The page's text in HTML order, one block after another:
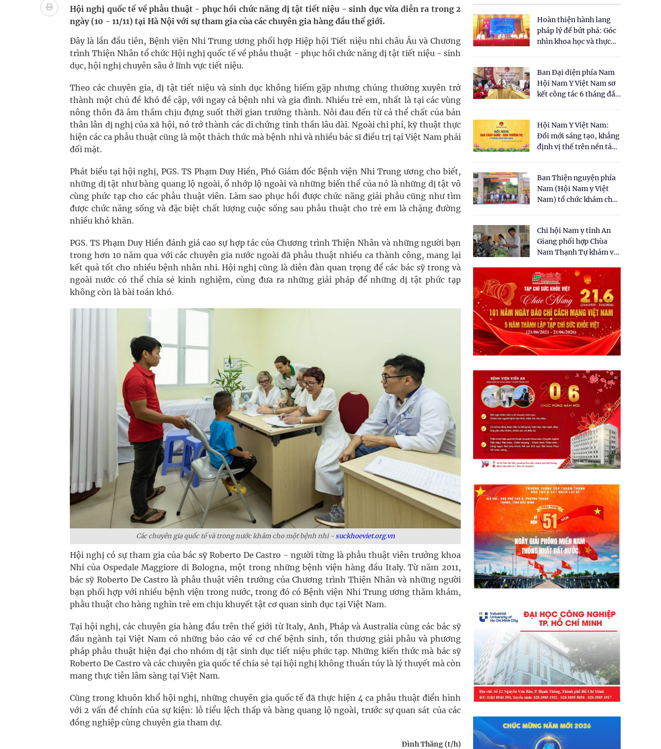
Tác Dụng Chống Kết Tập Tiểu Cầu Và Chống Đông Máu Của Các Loài Nhân Sâm (Panax Spp.): Tổng
Quan Bằng Chứng Dược Lý Và Cơ Chế Phân Tử
Xây dựng bản đồ mạng lưới cấp cứu ngoại viện toàn quốc
Dự báo thời tiết ngày 08/8/2026: Bắc Bộ nắng nóng, nhiệt độ cao nhất 35 độ
Đắk Lắk: Đẩy nhanh tiến độ khám sức khỏe định kỳ, khám sàng lọc cho người dân
Hội nghị quốc tế về phẫu thuật - phục hồi chức năng dị tật tiết niệu - sinh dục vừa diễn ra trong 2
ngày (10 - 11/11) tại Hà Nội với sự tham gia của các chuyên gia hàng đầu thế giới.
Đây là lần đầu tiên, Bệnh viện Nhi Trung ương phối hợp Hiệp hội Tiết niệu nhi châu Âu và Chương
trình Thiện Nhân tổ chức Hội nghị quốc tế về phẫu thuật - phục hồi chức năng dị tật tiết niệu - sinh
dục, hội nghị chuyên sâu ở lĩnh vực tiết niệu.
Theo các chuyên gia, dị tật tiết niệu và sinh dục không hiếm gặp nhưng chúng thường xuyên trở
thành một chủ đề khó đề cập, với ngay cả bệnh nhi và gia đình. Nhiều trẻ em, nhất là tại các vùng
nông thôn đã âm thầm chịu đựng suốt thời gian trưởng thành. Nỗi đau đến từ cả thể chất của bản
thân lẫn dị nghị của xã hội, nó trở thành các di chứng tinh thần lâu dài. Ngoài chi phí, kỹ thuật thực
hiện các ca phẫu thuật cũng là một thách thức mà bệnh nhi và nhiều bác sĩ điều trị tại Việt Nam phải
đối mặt.
Phát biểu tại hội nghị, PGS. TS Phạm Duy Hiền, Phó Giám đốc Bệnh viện Nhi Trung ương cho biết,
những dị tật như bàng quang lộ ngoài, ổ nhớp lộ ngoài và những biến thể của nó là những dị tật vô
cùng phức tạp cho các phẫu thuật viên. Làm sao phục hồi được chức năng giải phẫu cũng như tìm
được chức năng sống và đặc biệt chất lượng cuộc sống sau phẫu thuật cho trẻ em là chặng đường
nhiều khó khăn.
PGS. TS Phạm Duy Hiền đánh giá cao sự hợp tác của Chương trình Thiện Nhân và những người bạn
trong hơn 10 năm qua với các chuyên gia nước ngoài đã phẫu thuật nhiều ca thành công, mang lại
kết quả tốt cho nhiều bệnh nhân nhi. Hội nghị cũng là diễn đàn quan trọng để các bác sỹ trong và
ngoài nước có thể chia sẻ kinh nghiệm, cùng đưa ra những giải pháp để những dị tật phức tạp
không còn là bài toán khó.
Các chuyên gia quốc tế và trong nước khám cho một bệnh nhi - suckhoeviet.org.vn
Hội nghị có sự tham gia của bác sỹ Roberto De Castro - người từng là phẫu thuật viên trưởng khoa
Nhi của Ospedale Maggiore di Bologna, một trong những bệnh viện hàng đầu Italy. Từ năm 2011,
bác sỹ Roberto De Castro là phẫu thuật viên trưởng của Chương trình Thiện Nhân và những người
bạn phối hợp với nhiều bệnh viện trong nước, trong đó có Bệnh viện Nhi Trung ương thăm khám,
phẫu thuật cho hàng nghìn trẻ em chịu khuyết tật cơ quan sinh dục tại Việt Nam.
Tại hội nghị, các chuyên gia hàng đầu trên thế giới từ Italy, Anh, Pháp và Australia cùng các bác sỹ
đầu ngành tại Việt Nam có những báo cáo về cơ chế bệnh sinh, tổn thương giải phẫu và phương
pháp phẫu thuật hiện đại cho nhóm dị tật sinh dục tiết niệu phức tạp. Những kiến thức mà bác sỹ
Roberto De Castro và các chuyên gia quốc tế chia sẻ tại hội nghị không thuần túy là lý thuyết mà còn
mang thực tiễn lâm sàng tại Việt Nam.
Cũng trong khuôn khổ hội nghị, những chuyên gia quốc tế đã thực hiện 4 ca phẫu thuật điển hình
với 2 vấn đề chính của sự kiện: lỗ tiểu lệch thấp và bàng quang lộ ngoài, trước sự quan sát của các
đồng nghiệp cùng chuyên gia tham dự.
Đình Thăng (t/h)
Hoàn thiện hành lang
pháp lý để bứt phá: Góc
nhìn khoa học và thực
cho Luật Y dược cổ
truyền Việt Nam"
Ban Đại diện phía Nam
Hội Nam Y Việt Nam sơ
kết công tác 6 tháng đầu
Hội Nam Y Việt Nam:
Đổi mới sáng tạo, khẳng
định vị thế trên nền tảng
Ban Thiện nguyện phía
Nam (Hội Nam y Việt
Nam) tổ chức khám chữa
dân tại xã Tân Tập
Chi hội Nam y tỉnh An
Giang phối hợp Chùa
Nam Thạnh Tự khám và
nhân dân